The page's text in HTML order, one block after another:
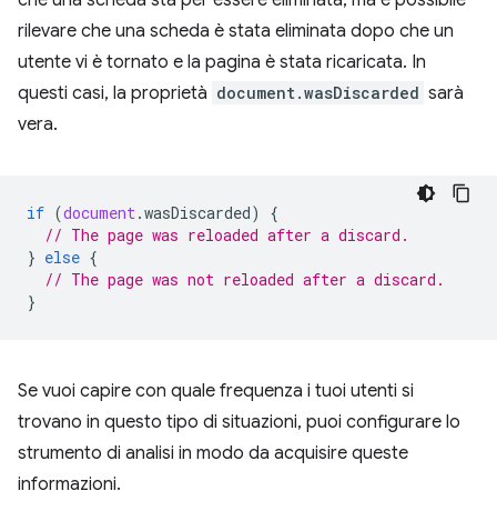
rilevare che una scheda è stata eliminata dopo che un
utente vi è tornato e la pagina è stata ricaricata. In
questi casi, la proprietà document.wasDiscarded sarà
vera.
if (document.wasDiscarded)
{
// The page was reloaded after a discard.
} else {
// The page was not reloaded after a discard.
}
Se vuoi capire con quale frequenza i tuoi utenti si
trovano in questo tipo di situazioni, puoi configurare lo
strumento di analisi in modo da acquisire queste
informazioni.